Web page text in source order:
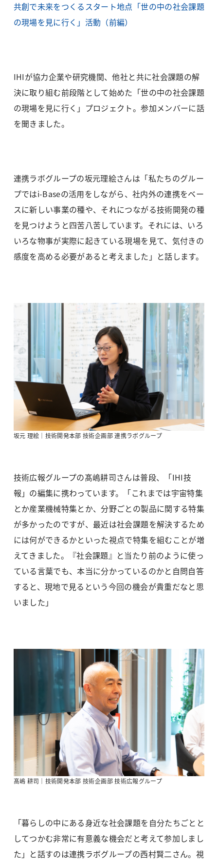
共創で未来をつくるスタート地点「世の中の社会課題
の現場を見に行く」活動（前編）
IHIが協力企業や研究機関、他社と共に社会課題の解
決に取り組む前段階として始めた「世の中の社会課題
の現場を見に行く」プロジェクト。参加メンバーに話
を聞きました。
連携ラボグループの坂元理絵さんは「私たちのグルー
プではi-Baseの活用をしながら、社内外の連携をベー
スに新しい事業の種や、それにつながる技術開発の種
を見つけようと四苦八苦しています。それには、いろ
いろな物事が実際に起きている現場を見て、気付きの
感度を高める必要があると考えました」と話します。
坂元 理絵｜技術開発本部 技術企画部 連携ラボグループ
技術広報グループの髙嶋耕司さんは普段、「IHI技
報」の編集に携わっています。「これまでは宇宙特集
とか産業機械特集とか、分野ごとの製品に関する特集
が多かったのですが、最近は社会課題を解決するため
には何ができるかといった視点で特集を組むことが増
えてきました。『社会課題』と当たり前のように使っ
ている言葉でも、本当に分かっているのかと自問自答
すると、現地で見るという今回の機会が貴重だなと思
いました」
髙嶋 耕司｜技術開発本部 技術企画部 技術広報グループ
「暮らしの中にある身近な社会課題を自分たちごとと
してつかむ非常に有意義な機会だと考えて参加しまし
た」と話すのは連携ラボグループの西村賢二さん。視